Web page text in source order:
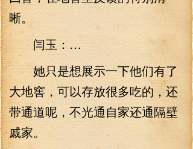
晰。
闫玉：…
她只是想展示一下他们有了
大地窖，可以存放很多吃的，还
带通道呢，不光通自家还通隔壁
戚家。